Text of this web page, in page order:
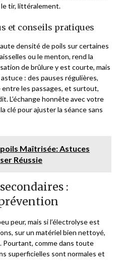
le tir, littéralement.
et conseils pratiques
densité de poils sur certaines
ou le menton, rend la
de brûlure y est courte, mais
: des pauses régulières,
les passages, et surtout,
L’échange honnête avec votre
clé pour ajuster la séance sans
Maîtrisée: Astuces
Réussie
:
peur, mais si l’électrolyse est
sur un matériel bien nettoyé,
Pourtant, comme dans toute
superficielles sont normales et